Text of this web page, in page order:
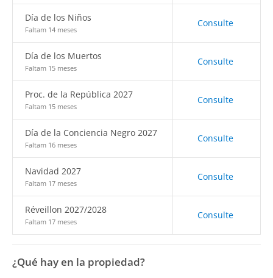
Día de los Niños
Faltam 14 meses
Consulte
Día de los Muertos
Faltam 15 meses
Consulte
Proc. de la República 2027
Faltam 15 meses
Consulte
Día de la Conciencia Negro 2027
Faltam 16 meses
Consulte
Navidad 2027
Faltam 17 meses
Consulte
Réveillon 2027/2028
Faltam 17 meses
Consulte
¿Qué hay en la propiedad?